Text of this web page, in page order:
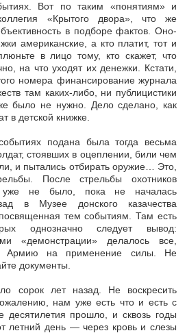
Вот по таким «понятиям» и
«Крытого двора», что же
в подборе фактов. Оно-
американские, а кто платит, тот и
в лицо тому, кто скажет, что
на что уходят их денежки. Кстати,
номера финансирование журнала
там каких-либо, ни публицистики
было не нужно. Дело сделано, как
в детской книжке.
подана была тогда весьма
стоявших в оцеплении, били чем
и пытались отбирать оружие… Это,
После стрельбы охотников
не было, пока не началась
в Музее донского казачества
тем событиям. Там есть
однозначно следует вывод:
«демонстрации» делалось все,
Армию на применение силы. Не
документы.
сорок лет назад. Не воскресить
нам уже есть что и есть с
десятилетия прошло, и сквозь годы
летний день — через кровь и слезы